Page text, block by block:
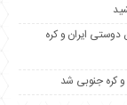
ایران و کره
کره جنوبی شد